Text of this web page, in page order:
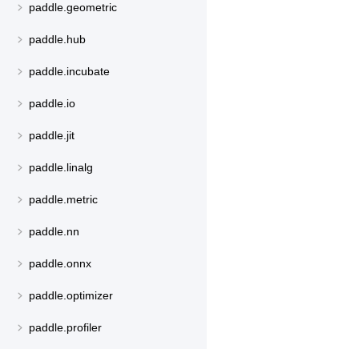
paddle.geometric
paddle.hub
paddle.incubate
paddle.io
paddle.jit
paddle.linalg
paddle.metric
paddle.nn
paddle.onnx
paddle.optimizer
paddle.profiler